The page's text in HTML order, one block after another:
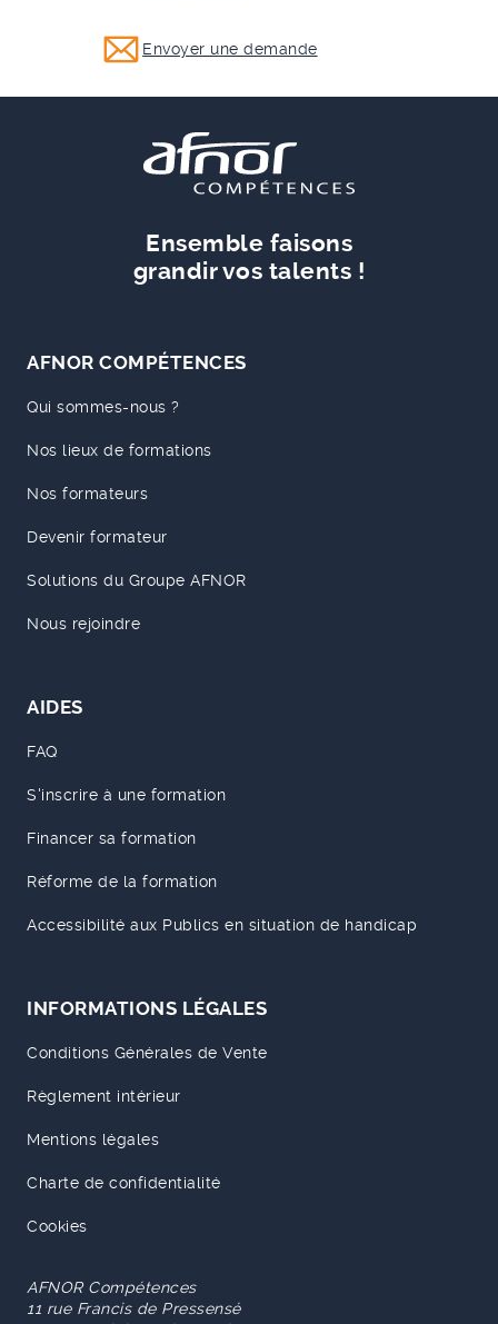
Envoyer une demande
Ensemble faisons
grandir vos talents !
AFNOR COMPÉTENCES
Qui sommes-nous ?
Nos lieux de formations
Nos formateurs
Devenir formateur
Solutions du Groupe AFNOR
Nous rejoindre
AIDES
FAQ
S'inscrire à une formation
Financer sa formation
Réforme de la formation
Accessibilité aux Publics en situation de handicap
INFORMATIONS LÉGALES
Conditions Générales de Vente
Règlement intérieur
Mentions légales
Charte de confidentialité
Cookies
AFNOR Compétences
11 rue Francis de Pressensé